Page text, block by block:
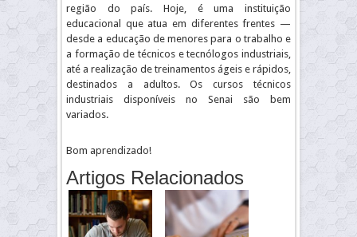
região do país. Hoje, é uma instituição
educacional que atua em diferentes frentes —
desde a educação de menores para o trabalho e
a formação de técnicos e tecnólogos industriais,
até a realização de treinamentos ágeis e rápidos,
destinados a adultos. Os cursos técnicos
industriais disponíveis no Senai são bem
variados.
Bom aprendizado!
Artigos Relacionados